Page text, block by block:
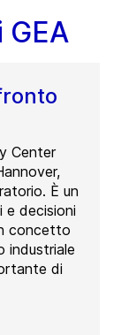
Center
È un
decisioni
concetto
industriale
di